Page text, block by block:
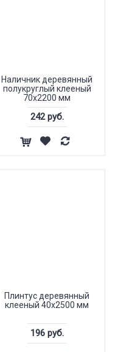
Наличник деревянный
полукруглый клееный
70x2200 мм
242 руб.
Плинтус деревянный
клееный 40x2500 мм
196 руб.